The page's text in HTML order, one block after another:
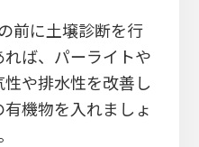
前に土壌診断を行
ば、パーライトや
や排水性を改善し
機物を入れましょ